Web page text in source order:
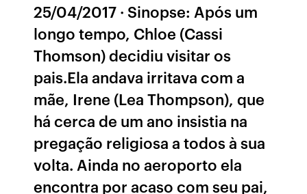
25/04/2017 · Sinopse: Após um
longo tempo, Chloe (Cassi
Thomson) decidiu visitar os
pais.Ela andava irritava com a
mãe, Irene (Lea Thompson), que
há cerca de um ano insistia na
pregação religiosa a todos à sua
volta. Ainda no aeroporto ela
encontra por acaso com seu pai,